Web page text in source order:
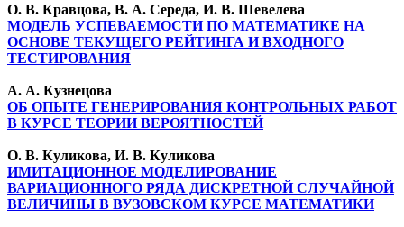
О. В. Кравцова, В. А. Середа, И. В. Шевелева
МОДЕЛЬ УСПЕВАЕМОСТИ ПО МАТЕМАТИКЕ НА
ОСНОВЕ ТЕКУЩЕГО РЕЙТИНГА И ВХОДНОГО
ТЕСТИРОВАНИЯ
А. А. Кузнецова
ОБ ОПЫТЕ ГЕНЕРИРОВАНИЯ КОНТРОЛЬНЫХ РАБОТ
В КУРСЕ ТЕОРИИ ВЕРОЯТНОСТЕЙ
О. В. Куликова, И. В. Куликова
ИМИТАЦИОННОЕ МОДЕЛИРОВАНИЕ
ВАРИАЦИОННОГО РЯДА ДИСКРЕТНОЙ СЛУЧАЙНОЙ
ВЕЛИЧИНЫ В ВУЗОВСКОМ КУРСЕ МАТЕМАТИКИ